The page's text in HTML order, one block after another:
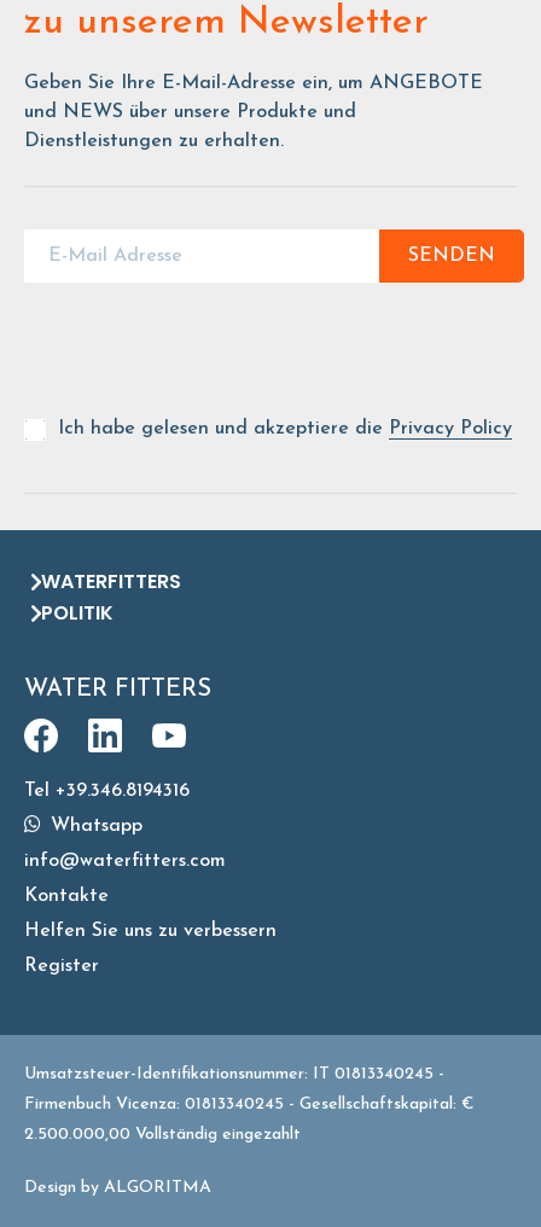
zu unserem Newsletter
Geben Sie Ihre E-Mail-Adresse ein, um ANGEBOTE
und NEWS über unsere Produkte und
Dienstleistungen zu erhalten.
SENDEN
Ich habe gelesen und akzeptiere die Privacy Policy
WATERFITTERS
POLITIK
WATER FITTERS
Tel +39.346.8194316
Whatsapp
info@waterfitters.com
Kontakte
Helfen Sie uns zu verbessern
Register
Umsatzsteuer-Identifikationsnummer: IT 01813340245 -
Firmenbuch Vicenza: 01813340245 - Gesellschaftskapital: €
2.500.000,00 Vollständig eingezahlt
Design by ALGORITMA